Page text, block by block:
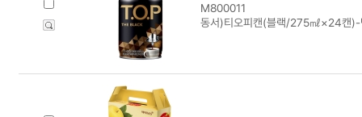
M800011
동서)티오피캔(블랙/275㎖×24캔)-